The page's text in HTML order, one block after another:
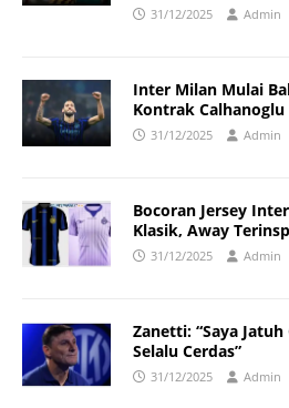
31/12/2025 Admin
Inter Milan Mulai
Kontrak Calhanoglu
31/12/2025 Admin
Bocoran Jersey
Klasik, Away
31/12/2025 Admin
Zanetti: “Saya
Selalu Cerdas”
31/12/2025 Admin